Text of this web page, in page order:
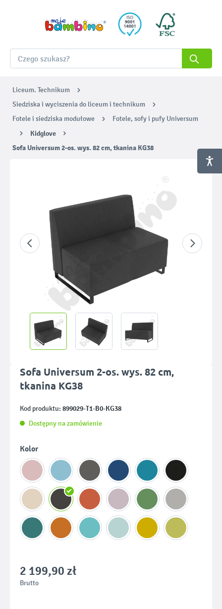
Liceum. Technikum
Siedziska i wyciszenia do liceum i technikum
Fotele i siedziska modułowe
Fotele, sofy i pufy Universum
Kidglove
Sofa Universum 2-os. wys. 82 cm, tkanina KG38
Sofa Universum 2-os. wys. 82 cm,
tkanina KG38
Kod produktu: 899029-T1-B0-KG38
Dostępny na zamówienie
Wybierz
Kolor
2 199,90 zł
Brutto